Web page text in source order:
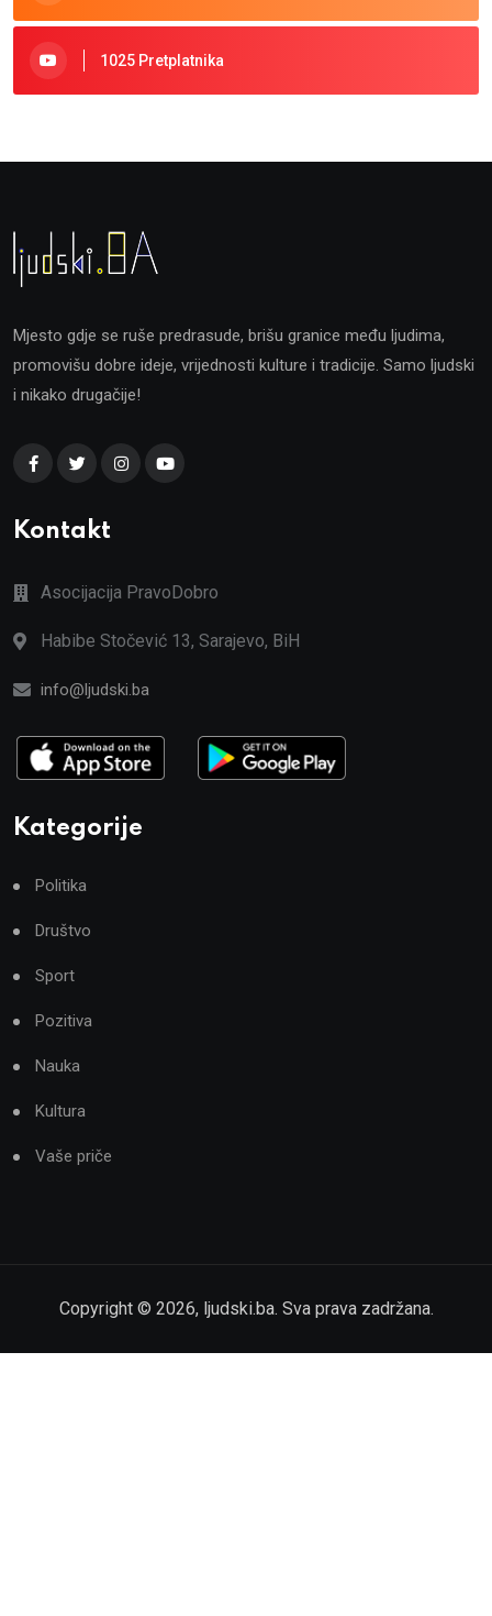
1025 Pretplatnika
Mjesto gdje se ruše predrasude, brišu granice među ljudima,
promovišu dobre ideje, vrijednosti kulture i tradicije. Samo ljudski
i nikako drugačije!
Kontakt
Asocijacija PravoDobro
Habibe Stočević 13, Sarajevo, BiH
info@ljudski.ba
Kategorije
Politika
Društvo
Sport
Pozitiva
Nauka
Kultura
Vaše priče
Copyright © 2026, ljudski.ba. Sva prava zadržana.